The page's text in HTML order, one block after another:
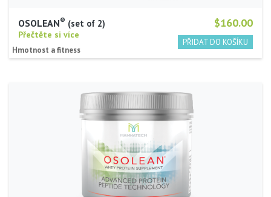
$160.00
OSOLEAN® set of 2
Přečtěte si více
Hmotnost a fitness